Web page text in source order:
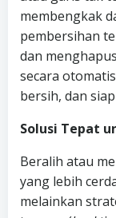
membengkak
pembersihan
dan
secara
bersih, dan
Solusi Tepat
Beralih atau
yang lebih
melainkan